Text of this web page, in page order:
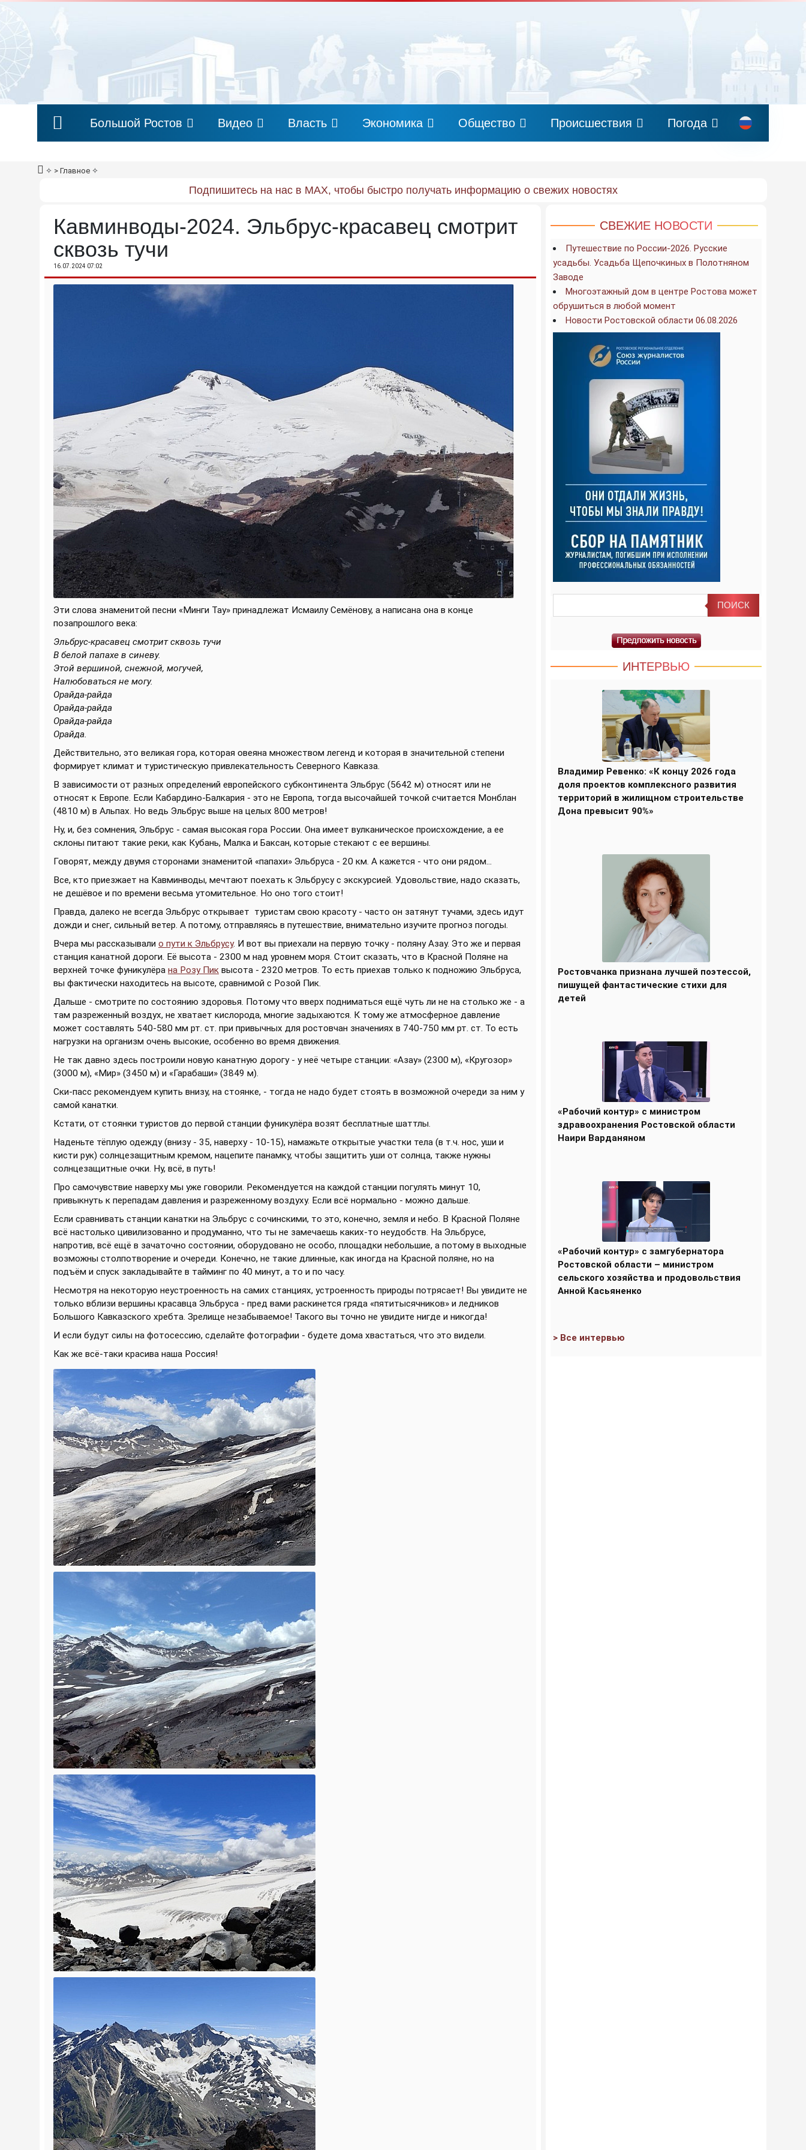
Большой Ростов Видео Власть Экономика Общество Происшествия Погода
✧ > Главное ✧
Подпишитесь на нас в MAX, чтобы быстро получать информацию о свежих новостях
Кавминводы-2024. Эльбрус-красавец смотрит
сквозь тучи
16.07.2024 07:02
Эти слова знаменитой песни «Минги Тау» принадлежат Исмаилу Семёнову, а написана она в конце
позапрошлого века:
Эльбрус-красавец смотрит сквозь тучи
В белой папахе в синеву.
Этой вершиной, снежной, могучей,
Налюбоваться не могу.
Орайда-райда
Орайда-райда
Орайда-райда
Орайда.
Действительно, это великая гора, которая овеяна множеством легенд и которая в значительной степени
формирует климат и туристическую привлекательность Северного Кавказа.
В зависимости от разных определений европейского субконтинента Эльбрус (5642 м) относят или не
относят к Европе. Если Кабардино-Балкария - это не Европа, тогда высочайшей точкой считается Монблан
(4810 м) в Альпах. Но ведь Эльбрус выше на целых 800 метров!
Ну, и, без сомнения, Эльбрус - самая высокая гора России. Она имеет вулканическое происхождение, а ее
склоны питают такие реки, как Кубань, Малка и Баксан, которые стекают с ее вершины.
Говорят, между двумя сторонами знаменитой «папахи» Эльбруса - 20 км. А кажется - что они рядом...
Все, кто приезжает на Кавминводы, мечтают поехать к Эльбрусу с экскурсией. Удовольствие, надо сказать,
не дешёвое и по времени весьма утомительное. Но оно того стоит!
Правда, далеко не всегда Эльбрус открывает туристам свою красоту - часто он затянут тучами, здесь идут
дожди и снег, сильный ветер. А потому, отправляясь в путешествие, внимательно изучите прогноз погоды.
Вчера мы рассказывали о пути к Эльбрусу. И вот вы приехали на первую точку - поляну Азау. Это же и первая
станция канатной дороги. Её высота - 2300 м над уровнем моря. Стоит сказать, что в Красной Поляне на
верхней точке фуникулёра на Розу Пик высота - 2320 метров. То есть приехав только к подножию Эльбруса,
вы фактически находитесь на высоте, сравнимой с Розой Пик.
Дальше - смотрите по состоянию здоровья. Потому что вверх подниматься ещё чуть ли не на столько же - а
там разреженный воздух, не хватает кислорода, многие задыхаются. К тому же атмосферное давление
может составлять 540-580 мм рт. ст. при привычных для ростовчан значениях в 740-750 мм рт. ст. То есть
нагрузки на организм очень высокие, особенно во время движения.
Не так давно здесь построили новую канатную дорогу - у неё четыре станции: «Азау» (2300 м), «Кругозор»
(3000 м), «Мир» (3450 м) и «Гарабаши» (3849 м).
Ски-пасс рекомендуем купить внизу, на стоянке, - тогда не надо будет стоять в возможной очереди за ним у
самой канатки.
Кстати, от стоянки туристов до первой станции фуникулёра возят бесплатные шаттлы.
Наденьте тёплую одежду (внизу - 35, наверху - 10-15), намажьте открытые участки тела (в т.ч. нос, уши и
кисти рук) солнцезащитным кремом, нацепите панамку, чтобы защитить уши от солнца, также нужны
солнцезащитные очки. Ну, всё, в путь!
Про самочувствие наверху мы уже говорили. Рекомендуется на каждой станции погулять минут 10,
привыкнуть к перепадам давления и разреженному воздуху. Если всё нормально - можно дальше.
Если сравнивать станции канатки на Эльбрус с сочинскими, то это, конечно, земля и небо. В Красной Поляне
всё настолько цивилизованно и продуманно, что ты не замечаешь каких-то неудобств. На Эльбрусе,
напротив, всё ещё в зачаточно состоянии, оборудовано не особо, площадки небольшие, а потому в выходные
возможны столпотворение и очереди. Конечно, не такие длинные, как иногда на Красной поляне, но на
подъём и спуск закладывайте в тайминг по 40 минут, а то и по часу.
Несмотря на некоторую неустроенность на самих станциях, устроенность природы потрясает! Вы увидите не
только вблизи вершины красавца Эльбруса - пред вами раскинется гряда «пятитысячников» и ледников
Большого Кавказского хребта. Зрелище незабываемое! Такого вы точно не увидите нигде и никогда!
И если будут силы на фотосессию, сделайте фотографии - будете дома хвастаться, что это видели.
Как же всё-таки красива наша Россия!
СВЕЖИЕ НОВОСТИ
Путешествие по России-2026. Русские
усадьбы. Усадьба Щепочкиных в Полотняном
Заводе
Многоэтажный дом в центре Ростова может
обрушиться в любой момент
Новости Ростовской области 06.08.2026
ИНТЕРВЬЮ
Владимир Ревенко: «К концу 2026 года
доля проектов комплексного развития
территорий в жилищном строительстве
Дона превысит 90%»
Ростовчанка признана лучшей поэтессой,
пишущей фантастические стихи для
детей
«Рабочий контур» с министром
здравоохранения Ростовской области
Наири Варданяном
«Рабочий контур» с замгубернатора
Ростовской области – министром
сельского хозяйства и продовольствия
Анной Касьяненко
> Все интервью